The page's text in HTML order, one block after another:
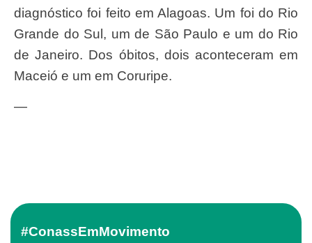
diagnóstico foi feito em Alagoas. Um foi do Rio
Grande do Sul, um de São Paulo e um do Rio
de Janeiro. Dos óbitos, dois aconteceram em
Maceió e um em Coruripe.
—
#ConassEmMovimento